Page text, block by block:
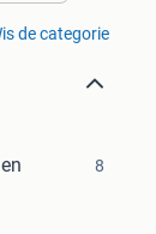
de categorie
8